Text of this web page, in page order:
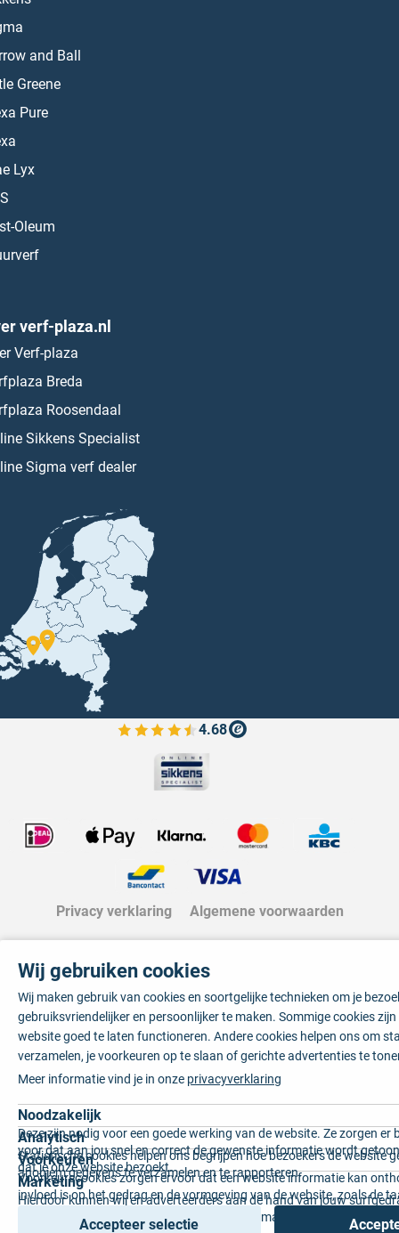
and Ball
Greene
Pure
Lyx
Oleum
verf-plaza.nl
Verf-plaza
Breda
Roosendaal
Sikkens Specialist
Sigma verf dealer
4.68
Bekijk de verfplaza beoordelingen
Privacy verklaring Algemene voorwaarden
Wij gebruiken cookies
Wij maken gebruik van cookies en soortgelijke technieken om je
gebruiksvriendelijker en persoonlijker te maken. Sommige cookies
website goed te laten functioneren. Andere cookies helpen ons om
verzamelen, je voorkeuren op te slaan of gerichte advertenties te
Meer informatie vind je in onze privacyverklaring
Noodzakelijk
Deze zijn nodig voor een goede werking van de website. Ze zorgen er
voor dat aan jou snel en correct de gewenste informatie wordt
dat je onze website bezoekt.
Analytisch
Statistische cookies helpen ons begrijpen hoe bezoekers de website
anoniem gegevens te verzamelen en te rapporteren.
Voorkeuren
Voorkeurscookies zorgen ervoor dat een website informatie kan
invloed is op het gedrag en de vormgeving van de website, zoals de
Marketing
Hierdoor kunnen wij en adverteerders aan de hand van jouw
gepersonaliseerde online advertenties en op maat gemaakte content
Accepteer selectie